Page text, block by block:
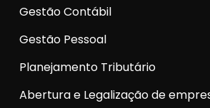
Gestão Contábil
Gestão Pessoal
Planejamento Tributário
Abertura e Legalização de